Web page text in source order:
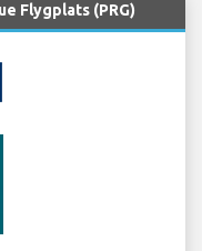
Flygplats (PRG)